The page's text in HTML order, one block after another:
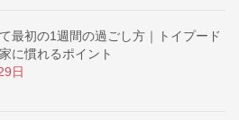
最初の1週間の過ごし方｜トイプード
に慣れるポイント
日